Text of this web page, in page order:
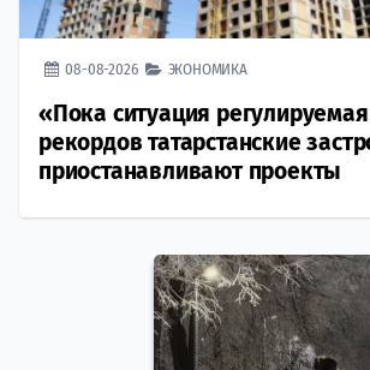
08-08-2026 ЭКОНОМИКА
«Пока ситуация
рекордов татарстанские
приостанавливают проекты